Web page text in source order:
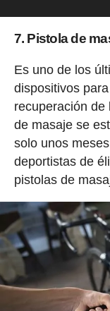
7. Pistola de
Es uno de los
dispositivos
recuperación de
de masaje se
solo unos
deportistas de
pistolas de